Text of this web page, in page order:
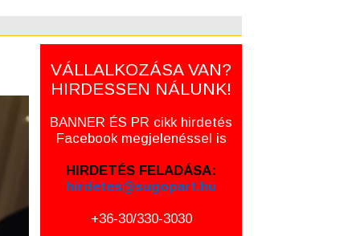
VÁLLALKOZÁSA VAN?
HIRDESSEN NÁLUNK!
BANNER ÉS PR cikk hirdetés
Facebook megjelenéssel is
HIRDETÉS FELADÁSA:
hirdetes@sugopart.hu
+36-30/330-3030